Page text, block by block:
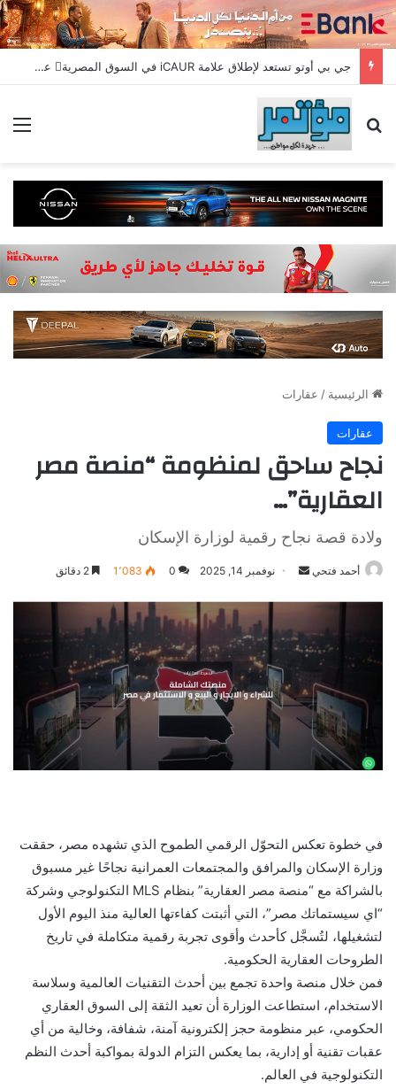
جي بي أوتو تستعد لإطلاق علامة iCAUR في السوق المصرية علامة عالمية جديدة لسيارات الطاقة الجديدة تجمع بين التكنولوجيا الذكية والتصميم الجريء وروح المغامر
بحث عن
الرئيسية / عقارات
عقارات
نجاح ساحق لمنظومة “منصة مصر
العقارية”…
ولادة قصة نجاح رقمية لوزارة الإسكان
أحمد فتحي
أرسل نوفمبر 14, 2025 0 1٬083
في خطوة تعكس التحوّل الرقمي الطموح الذي تشهده مصر، حققت
وزارة الإسكان والمرافق والمجتمعات العمرانية نجاحًا غير مسبوق
بالشراكة مع “منصة مصر العقارية” بنظام MLS التكنولوجي وشركة
“اي سيستماتك مصر”، التي أثبتت كفاءتها العالية منذ اليوم الأول
لتشغيلها، لتُسجَّل كأحدث وأقوى تجربة رقمية متكاملة في تاريخ
الطروحات العقارية الحكومية.
فمن خلال منصة واحدة تجمع بين أحدث التقنيات العالمية وسلاسة
الاستخدام، استطاعت الوزارة أن تعيد الثقة إلى السوق العقاري
الحكومي، عبر منظومة حجز إلكترونية آمنة، شفافة، وخالية من أي
عقبات تقنية أو إدارية، بما يعكس التزام الدولة بمواكبة أحدث النظم
التكنولوجية في العالم.